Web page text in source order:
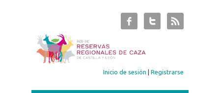
Inicio de sesión |Registrarse